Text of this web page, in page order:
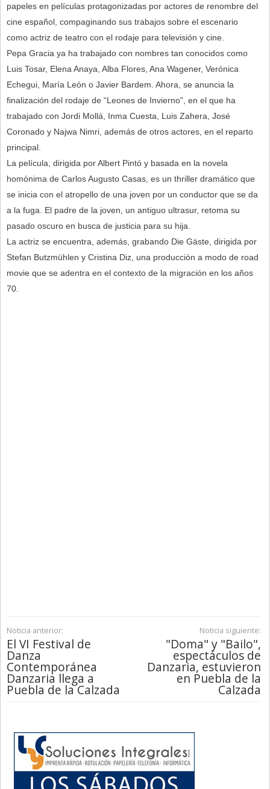
papeles en películas protagonizadas por actores de renombre del
cine español, compaginando sus trabajos sobre el escenario
como actriz de teatro con el rodaje para televisión y cine.
Pepa Gracia ya ha trabajado con nombres tan conocidos como
Luis Tosar, Elena Anaya, Alba Flores, Ana Wagener, Verónica
Echegui, María León o Javier Bardem. Ahora, se anuncia la
finalización del rodaje de “Leones de Invierno”, en el que ha
trabajado con Jordi Mollá, Inma Cuesta, Luis Zahera, José
Coronado y Najwa Nimri, además de otros actores, en el reparto
principal.
La película, dirigida por Albert Pintó y basada en la novela
homónima de Carlos Augusto Casas, es un thriller dramático que
se inicia con el atropello de una joven por un conductor que se da
a la fuga. El padre de la joven, un antiguo ultrasur, retoma su
pasado oscuro en busca de justicia para su hija.
La actriz se encuentra, además, grabando Die Gäste, dirigida por
Stefan Butzmühlen y Cristina Diz, una producción a modo de road
movie que se adentra en el contexto de la migración en los años
70.
Noticia anterior:
El VI Festival de
Danza
Contemporánea
Danzaria llega a
Puebla de la Calzada
Noticia siguiente:
"Doma" y "Bailo",
espectáculos de
Danzaria, estuvieron
en Puebla de la
Calzada